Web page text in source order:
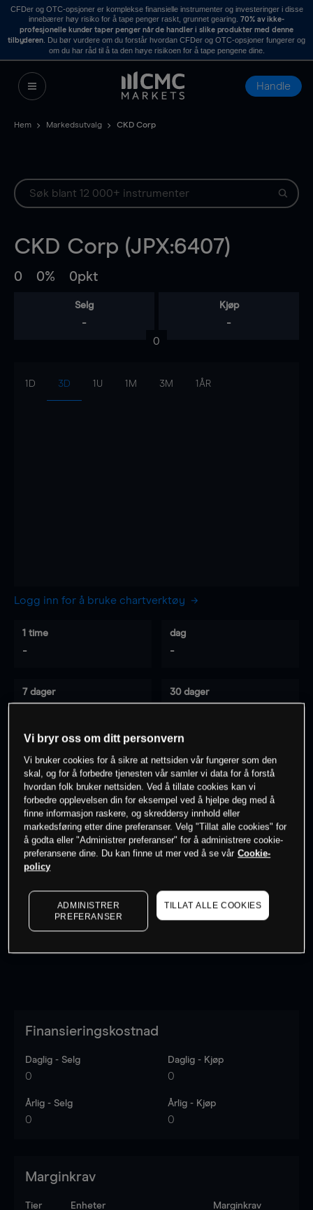
CFDer og OTC-opsjoner er komplekse finansielle instrumenter og investeringer i disse
innebærer høy risiko for å tape penger raskt, grunnet gearing. 70% av ikke-
profesjonelle kunder taper penger når de handler i slike produkter med denne
tilbyderen . Du bør vurdere om du forstår hvordan CFDer og OTC-opsjoner fungerer og
om du har råd til å ta den høye risikoen for å tape pengene dine.
Handle
Hem Markedsutvalg CKD Corp
CKD Corp (JPX:6407)
0 0% 0pkt
Selg
-
Kjøp
-
0
1D 3D 1U 1M 3M 1ÅR
Logg inn for å bruke chartverktøy
1 time
-
dag
-
7 dager 30 dager
0% av kunder erpå dette instrumentet
Søk om konto
Kursene er veiledende. to see latest market data
Finansieringskostnad
Daglig - Selg
0
Daglig - Kjøp
0
Årlig - Selg
0
Årlig - Kjøp
0
Marginkrav
Tier Enheter Marginkrav
Vi bryr oss om ditt personvern
Vi bruker cookies for å sikre at nettsiden vår fungerer som den
skal, og for å forbedre tjenesten vår samler vi data for å forstå
hvordan folk bruker nettsiden. Ved å tillate cookies kan vi
forbedre opplevelsen din for eksempel ved å hjelpe deg med å
finne informasjon raskere, og skreddersy innhold eller
markedsføring etter dine preferanser. Velg "Tillat alle cookies" for
å godta eller "Administrer preferanser" for å administrere cookie-
preferansene dine. Du kan finne ut mer ved å se vår Cookie-
policy
ADMINISTRER
PREFERANSER
TILLAT ALLE COOKIES